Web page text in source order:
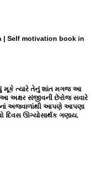
| Self motivation book in
મૂકે ત્યારે તેનું શાંત મગજ આ
અક્ષર સંજીવની છેરોજ સવારે
અજવાળાંથી આપણે આપણા
ઊગ્યોસાર્થક ગણાય.